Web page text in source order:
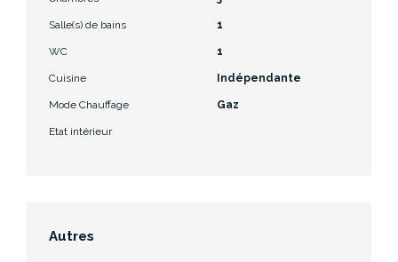
Salle(s) de bains 1
WC 1
Cuisine Indépendante
Mode Chauffage Gaz
Etat intérieur
Autres